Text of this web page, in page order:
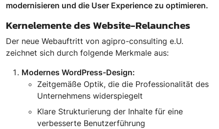
modernisieren und die User Experience zu optimieren.
Kernelemente des Website-Relaunches
Der neue Webauftritt von agipro-consulting e.U.
zeichnet sich durch folgende Merkmale aus:
Modernes WordPress-Design:
Zeitgemäße Optik, die die Professionalität des
Unternehmens widerspiegelt
Klare Strukturierung der Inhalte für eine
verbesserte Benutzerführung